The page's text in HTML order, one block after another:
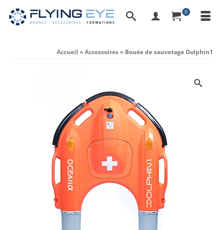
0
Accueil »Accessoires» Bouée de sauvetage Dolphin1